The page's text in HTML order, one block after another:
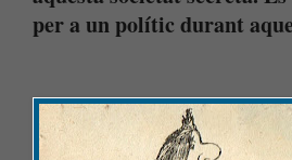
per a un polític durant